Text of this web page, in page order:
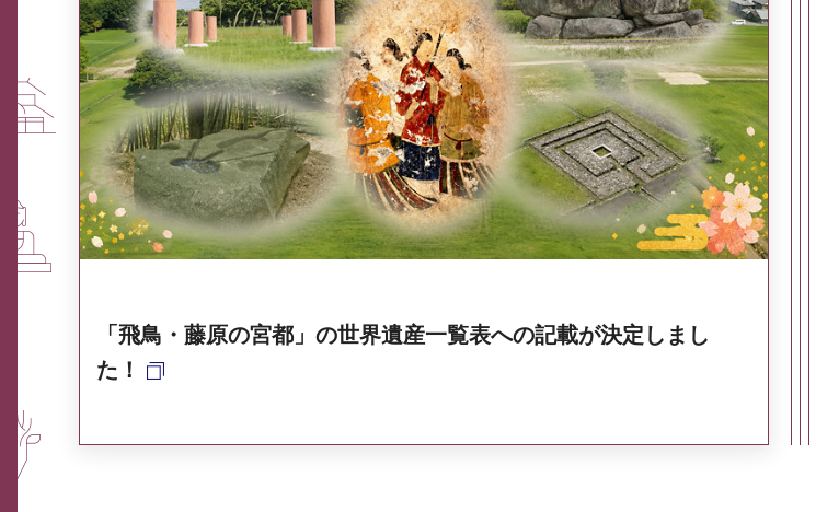
「飛鳥・藤原の宮都」の世界遺産一覧表への記載が決定しまし
た！
ふるさと納税なら、奈良 奈良県政策集